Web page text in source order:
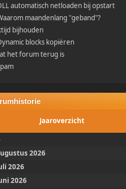
automatisch netloaden bij opstart
maandenlang "geband"?
bijhouden
blocks kopiëren
het forum terug is
Jaaroverzicht
2026
2026
2026